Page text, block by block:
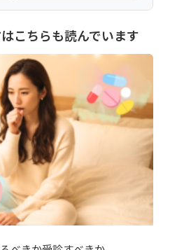
こちらも読んでいます